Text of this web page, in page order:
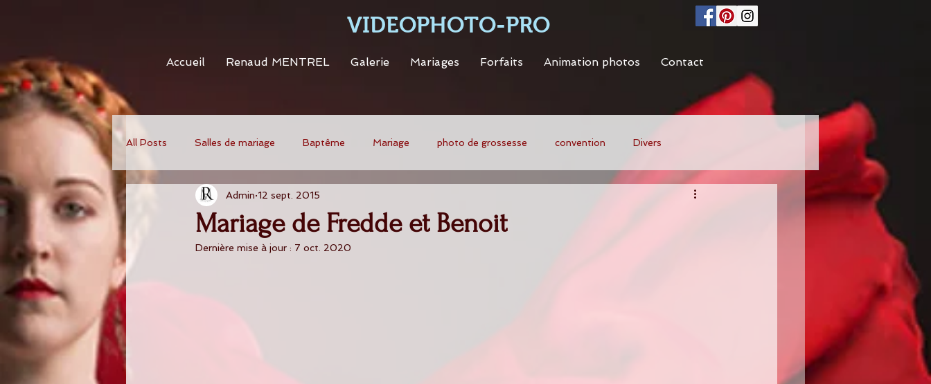
VIDEOPHOTO-PRO
Accueil Renaud MENTREL Galerie Mariages Forfaits Animation photos Contact
All Posts Salles de mariage Baptême Mariage photo de grossesse convention Divers
Mariage de Fredde et Benoit
Admin 12 sept. 2015
Dernière mise à jour : 7 oct. 2020